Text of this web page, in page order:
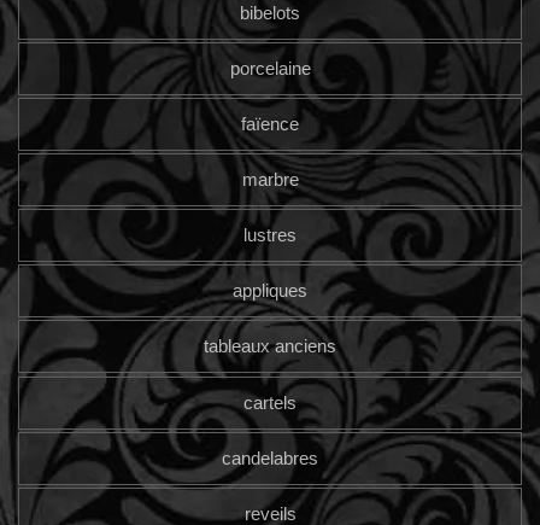
bibelots
porcelaine
faïence
marbre
lustres
appliques
tableaux anciens
cartels
candelabres
reveils